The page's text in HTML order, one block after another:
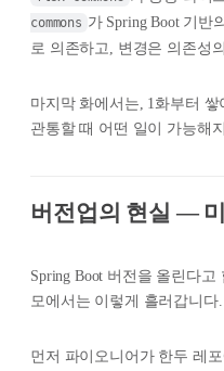
commons 가 Spring Boot 기반
로 의존하고, 변경은 의존성
마지막 화에서는, 1화부터
관통할 때 어떤 일이 가능해
버전업의 현실 —
Spring Boot 버전을 올린다
모에서는 이렇게 흘러갑니다.
먼저 파이오니어가 한두 레